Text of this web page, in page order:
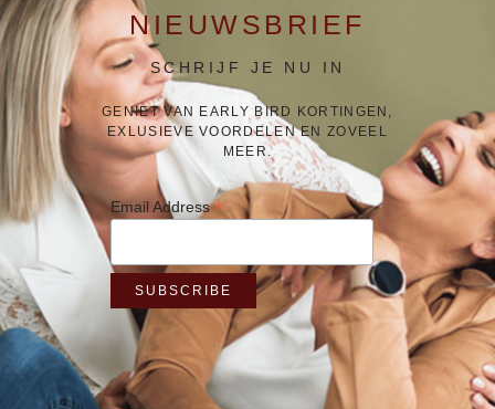
NIEUWSBRIEF
SCHRIJF JE NU IN
GENIET VAN EARLY BIRD KORTINGEN,
EXLUSIEVE VOORDELEN EN ZOVEEL
MEER.
Email Address*